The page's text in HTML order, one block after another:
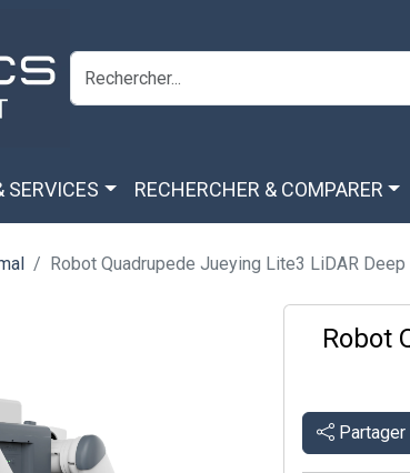
SERVICES RECHERCHER & COMPARER
Robot Quadrupede Jueying Lite3 LiDAR Deep
Robot
Partager